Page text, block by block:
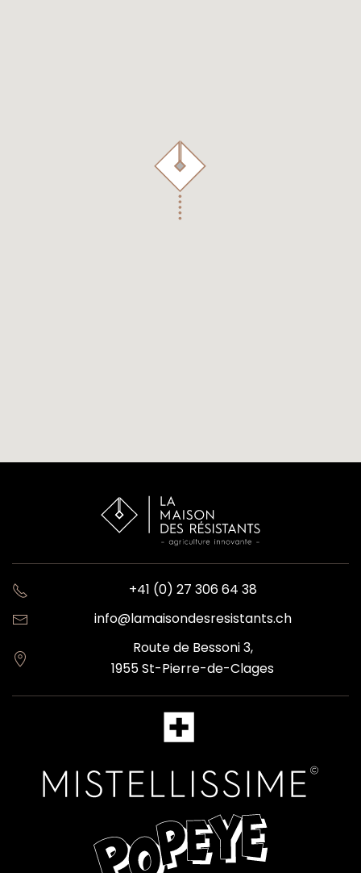
+41 (0) 27 306 64 38
info@lamaisondesresistants.ch
Route de Bessoni 3,
1955 St-Pierre-de-Clages